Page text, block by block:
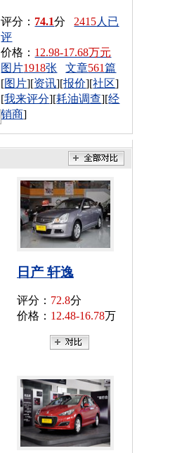
评分： 74.1分 2415人已
评
价格： 12.98-17.68万元
图片1918张 文章561篇
[图片][资讯][报价][社区]
[我来评分][耗油调查][经
销商]
日产 轩逸
评分： 72.8分
价格： 12.48-16.78万